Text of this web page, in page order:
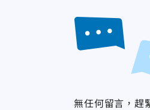
無任何留言，趕